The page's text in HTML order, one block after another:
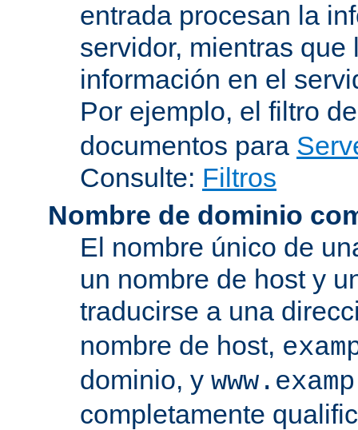
entrada procesan la
servidor, mientras
información en el
Por ejemplo, el filtro
documentos para
Consulte: Filtros
Nombre de dominio
El nombre único de
un nombre de host y
traducirse a una
nombre de host,
dominio, y
completamente